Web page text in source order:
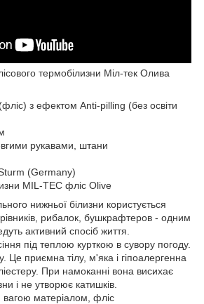
термобілизни Міл-тек Олива
з ефектом Anti-pilling (без освіти
рукавами, штани
(Germany)
MIL-TEC фліс Olive
нижньої білизни користується
рибалок, бушкрафтеров - одним
активний спосіб життя.
під теплою курткою в сувору погоду.
Це приємна тілу, м'яка і гіпоалергенна
При намоканні вона висихає
і не утворює катишків.
матеріалом, фліс